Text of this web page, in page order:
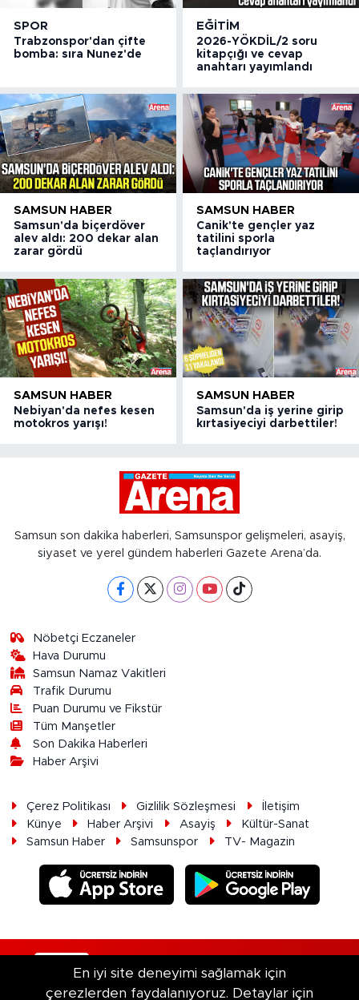
SPOR
Trabzonspor'dan çifte
bomba: sıra Nunez'de
EĞITIM
2026-YÖKDİL/2 soru
kitapçığı ve cevap
anahtarı yayımlandı
SAMSUN HABER
Samsun'da biçerdöver
alev aldı: 200 dekar alan
zarar gördü
SAMSUN HABER
Canik'te gençler yaz
tatilini sporla
taçlandırıyor
SAMSUN HABER
Nebiyan'da nefes kesen
motokros yarışı!
SAMSUN HABER
Samsun'da iş yerine girip
kırtasiyeciyi darbettiler!
Samsun son dakika haberleri, Samsunspor gelişmeleri, asayiş,
siyaset ve yerel gündem haberleri Gazete Arena’da.
Nöbetçi Eczaneler
Hava Durumu
Samsun Namaz Vakitleri
Trafik Durumu
Puan Durumu ve Fikstür
Tüm Manşetler
Son Dakika Haberleri
Haber Arşivi
Çerez Politikası Gizlilik Sözleşmesi
İletişim
Künye
Haber Arşivi Asayiş
Kültür-Sanat
Samsun Haber
Samsunspor TV- Magazin
En iyi site deneyimi sağlamak için
çerezlerden faydalanıyoruz. Detaylar için